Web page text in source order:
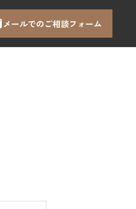
メールでのご相談フォーム